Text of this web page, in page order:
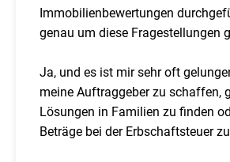
Immobilienbewertungen
genau um diese Fragestellungen
Ja, und es ist mir sehr oft
meine Auftraggeber zu schaffen,
Lösungen in Familien zu finden
Beträge bei der Erbschaftsteuer